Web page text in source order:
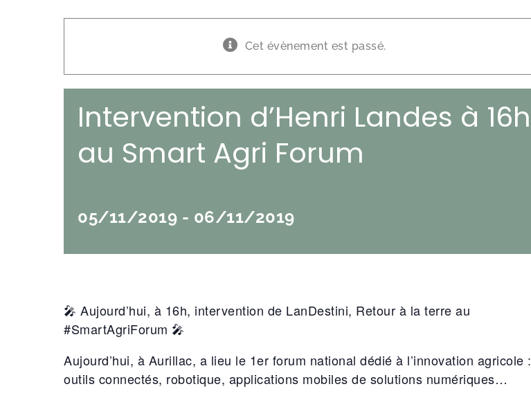
Cet évènement est passé.
Intervention d’Henri Landes à 16h
au Smart Agri Forum
05/11/2019 - 06/11/2019
🎤 Aujourd’hui, à 16h, intervention de LanDestini, Retour à la terre au
#SmartAgriForum 🎤
Aujourd’hui, à Aurillac, a lieu le 1er forum national dédié à l’innovation agricole :
outils connectés, robotique, applications mobiles de solutions numériques…